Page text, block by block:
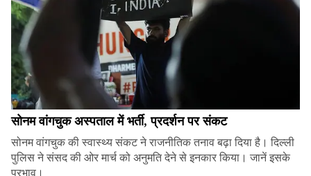
सोनम वांगचुक अस्पताल में भर्ती, प्रदर्शन पर संकट
सोनम वांगचुक की स्वास्थ्य संकट ने राजनीतिक तनाव बढ़ा दिया है। दिल्ली
पुलिस ने संसद की ओर मार्च को अनुमति देने से इनकार किया। जानें इसके
प्रभाव।